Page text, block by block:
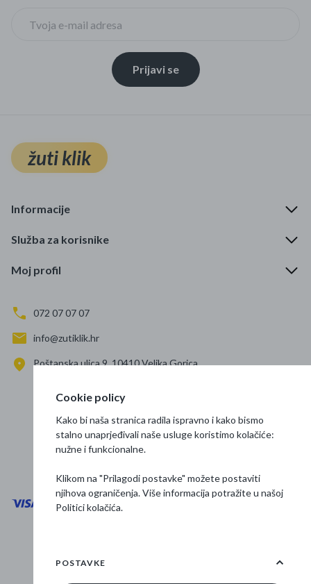
Čišćenje zaliha
Kišobrani akcija
Ograničena cijena
Najpopularniji proizvodi
Roba s greškom
Prijavi se
žuti klik
Informacije
Služba za korisnike
Moj profil
072 07 07 07
info@zutiklik.hr
Poštanska ulica 9, 10410 Velika Gorica
Prati nas
Osnovne informacije
Cookie policy
Kako bi naša stranica radila ispravno i kako bismo
stalno unaprjeđivali naše usluge koristimo kolačiće:
nužne i funkcionalne.
Klikom na "Prilagodi postavke" možete postaviti
njihova ograničenja. Više informacija potražite u našoj
Politici kolačića.
POSTAVKE